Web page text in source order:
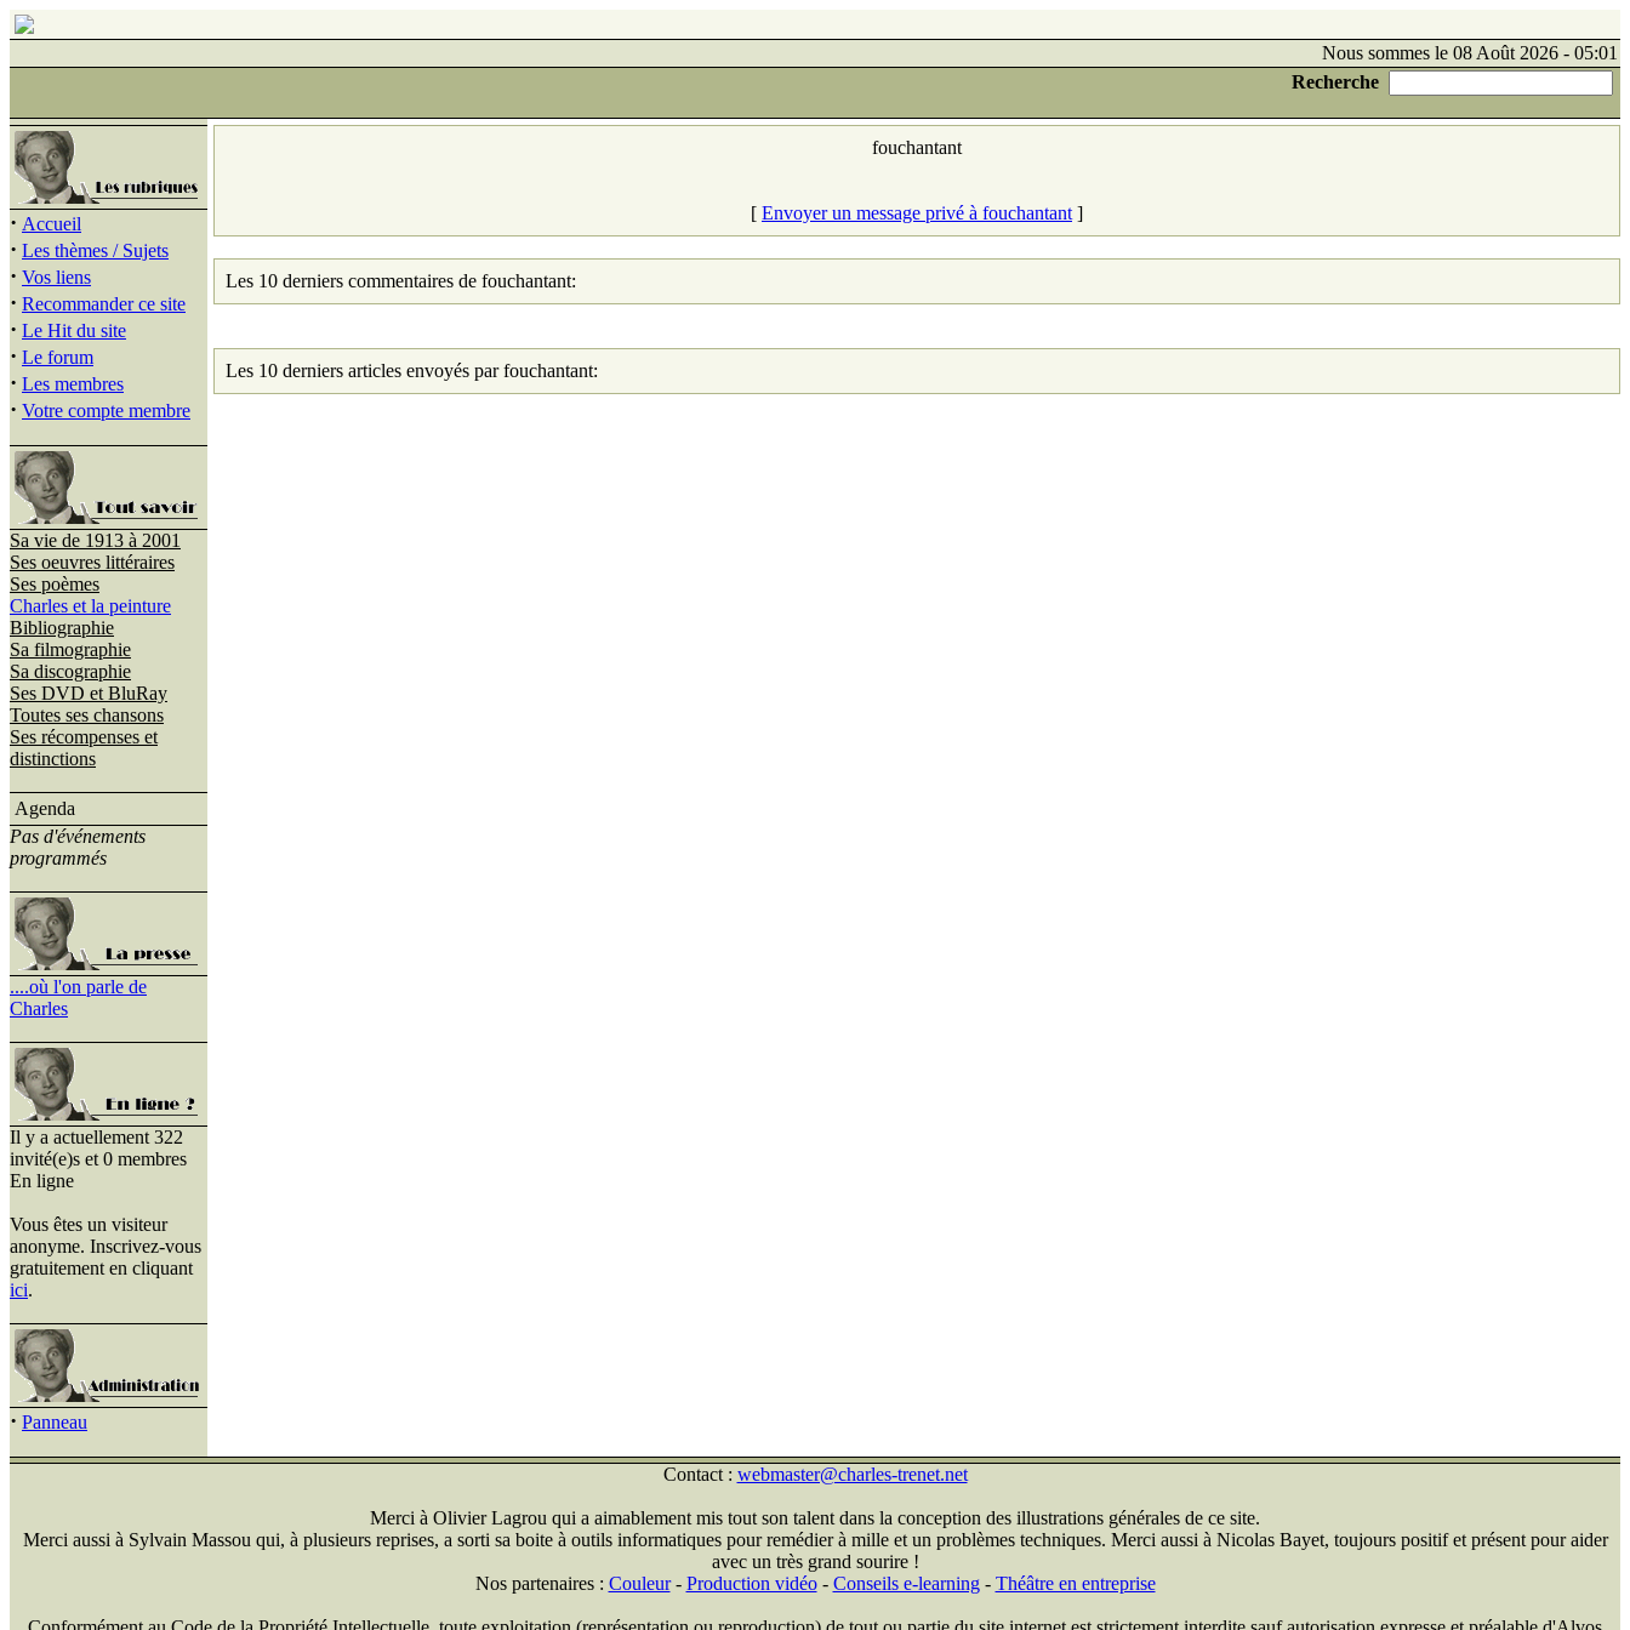
Nous sommes le 08 Août 2026 - 05:01
Recherche
· Accueil
· Les thèmes / Sujets
· Vos liens
· Recommander ce site
· Le Hit du site
· Le forum
· Les membres
· Votre compte membre
Sa vie de 1913 à 2001
Ses oeuvres littéraires
Ses poèmes
Charles et la peinture
Bibliographie
Sa filmographie
Sa discographie
Ses DVD et BluRay
Toutes ses chansons
Ses récompenses et
distinctions
Agenda
Pas d'événements
programmés
....où l'on parle de
Charles
Il y a actuellement 322
invité(e)s et 0 membres
En ligne
Vous êtes un visiteur
anonyme. Inscrivez-vous
gratuitement en cliquant
ici.
· Panneau
fouchantant
[ Envoyer un message privé à fouchantant ]
Les 10 derniers commentaires de fouchantant:
Les 10 derniers articles envoyés par fouchantant:
Contact : webmaster@charles-trenet.net
Merci à Olivier Lagrou qui a aimablement mis tout son talent dans la conception des illustrations générales de ce site.
Merci aussi à Sylvain Massou qui, à plusieurs reprises, a sorti sa boite à outils informatiques pour remédier à mille et un problèmes techniques. Merci aussi à Nicolas Bayet, toujours positif et présent pour aider
avec un très grand sourire !
Nos partenaires : Couleur- Production vidéo- Conseils e-learning- Théâtre en entreprise